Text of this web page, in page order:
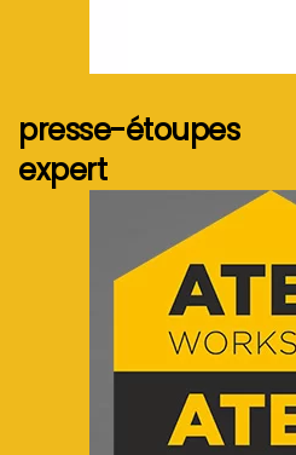
presse-étoupes
expert